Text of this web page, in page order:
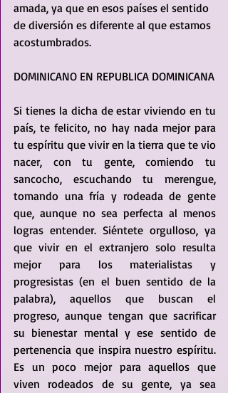
amada, ya que en esos países el sentido
de diversión es diferente al que estamos
acostumbrados.
DOMINICANO EN REPUBLICA DOMINICANA
Si tienes la dicha de estar viviendo en tu
país, te felicito, no hay nada mejor para
tu espíritu que vivir en la tierra que te vio
nacer, con tu gente, comiendo tu
sancocho, escuchando tu merengue,
tomando una fría y rodeada de gente
que, aunque no sea perfecta al menos
logras entender. Siéntete orgulloso, ya
que vivir en el extranjero solo resulta
mejor para los materialistas y
progresistas (en el buen sentido de la
palabra), aquellos que buscan el
progreso, aunque tengan que sacrificar
su bienestar mental y ese sentido de
pertenencia que inspira nuestro espíritu.
Es un poco mejor para aquellos que
viven rodeados de su gente, ya sea